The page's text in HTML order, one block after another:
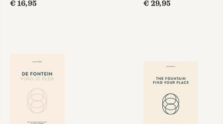
De fontein, vind je
plek
your place
€ 16,95 € 29,95